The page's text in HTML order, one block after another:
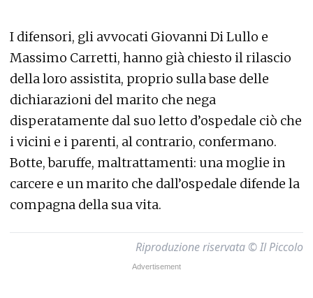
I difensori, gli avvocati Giovanni Di Lullo e
Massimo Carretti, hanno già chiesto il rilascio
della loro assistita, proprio sulla base delle
dichiarazioni del marito che nega
disperatamente dal suo letto d’ospedale ciò che
i vicini e i parenti, al contrario, confermano.
Botte, baruffe, maltrattamenti: una moglie in
carcere e un marito che dall’ospedale difende la
compagna della sua vita.
Riproduzione riservata © Il Piccolo